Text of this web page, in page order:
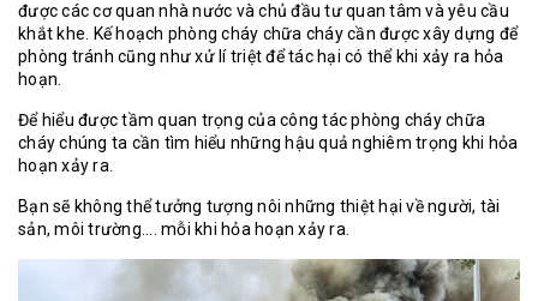
được các cơ quan nhà nước và chủ đầu tư quan tâm và yêu cầu
khắt khe. Kế hoạch phòng cháy chữa cháy cần được xây dựng để
phòng tránh cũng như xử lí triệt để tác hại có thể khi xảy ra hỏa
hoạn.
Để hiểu được tầm quan trọng của công tác phòng cháy chữa
cháy chúng ta cần tìm hiểu những hậu quả nghiêm trọng khi hỏa
hoạn xảy ra.
Bạn sẽ không thể tưởng tượng nôi những thiệt hại về người, tài
sản, môi trường.... mỗi khi hỏa hoạn xảy ra.